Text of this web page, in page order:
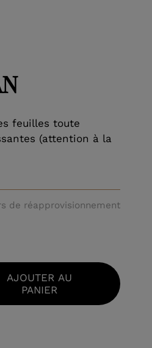
feuilles toute
(attention à la
de réapprovisionnement
AJOUTER AU
PANIER